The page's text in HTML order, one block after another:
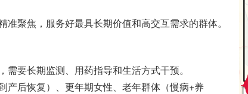
聚焦，服务好最具长期价值和高交互需求的群体。
要长期监测、用药指导和生活方式干预。
后恢复）、更年期女性、老年群体（慢病+养